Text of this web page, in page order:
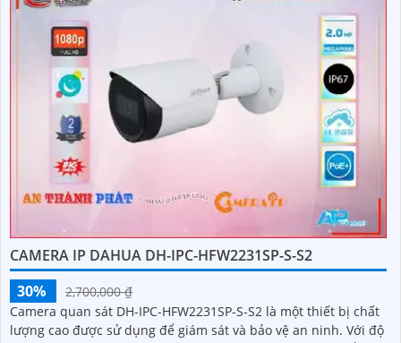
CAMERA IP DAHUA DH-IPC-HFW2231SP-S-S2
30%
2,700,000 ₫
Camera quan sát DH-IPC-HFW2231SP-S-S2 là một thiết bị chất
lượng cao được sử dụng để giám sát và bảo vệ an ninh. Với độ